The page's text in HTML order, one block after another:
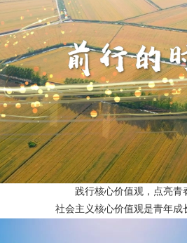
践行核心价值观，点亮青
社会主义核心价值观是青年成